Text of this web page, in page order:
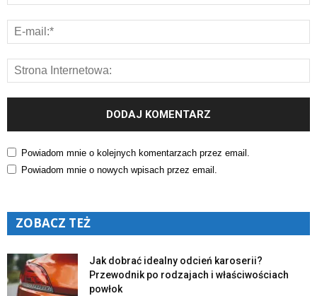
Powiadom mnie o kolejnych komentarzach przez email.
Powiadom mnie o nowych wpisach przez email.
ZOBACZ TEŻ
Jak dobrać idealny odcień karoserii?
Przewodnik po rodzajach i właściwościach
powłok